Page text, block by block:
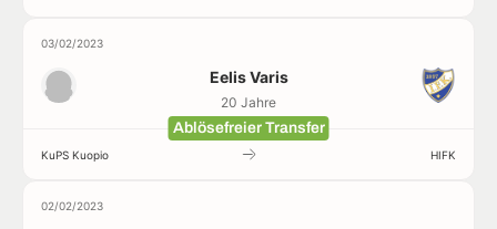
03/02/2023
Eelis Varis
20 Jahre
Ablösefreier Transfer
KuPS Kuopio HIFK
02/02/2023